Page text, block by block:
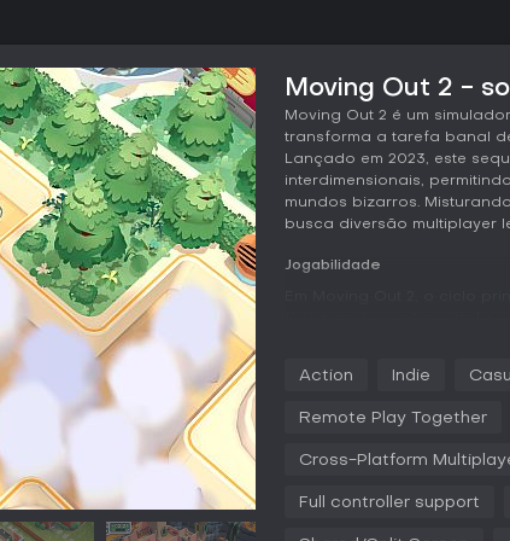
Moving Out 2 -
Moving Out 2 é um
transforma a tarefa banal
Lançado em 2023, este
interdimensionais,
mundos bizarros.
busca diversão multiplayer
Jogabilidade
quando móveis caem ou
desafios que crescem em
apertados traz estratégia
Recursos de
Action Indie
Remote Play Together
Cross-Platform
Full controller support